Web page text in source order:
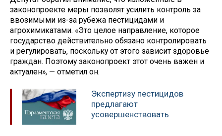
законопроекте меры позволят усилить контроль за
ввозимыми из-за рубежа пестицидами и
агрохимикатами. «Это целое направление, которое
государство действительно обязано контролировать
и регулировать, поскольку от этого зависит здоровье
граждан. Поэтому законопроект этот очень важен и
актуален», — отметил он.
Экспертизу пестицидов
предлагают
усовершенствовать